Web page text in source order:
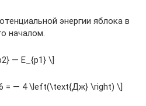
энергии яблока в
началом.
— E_{p1} \]
6 = — 4 \left(\text{Дж} \right) \]